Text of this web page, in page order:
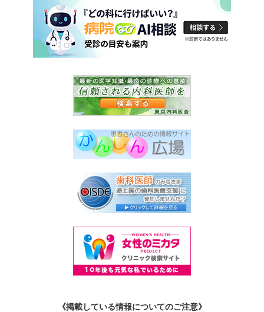
《掲載している情報についてのご注意》